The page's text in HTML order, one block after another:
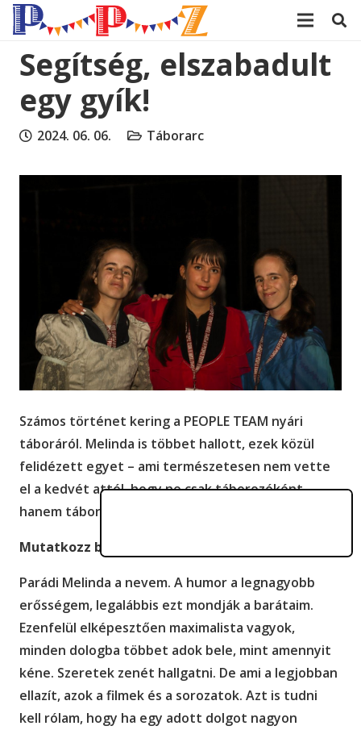
Segítség, elszabadult
egy gyík!
2024. 06. 06. Táborarc
Számos történet kering a PEOPLE TEAM nyári
táboráról. Melinda is többet hallott, ezek közül
felidézett egyet – ami természetesen nem vette
el a kedvét attól, hogy ne csak táborozóként,
hanem táboroztatóként is részt vegyen a
Mutatkozz be, kérlek!
Parádi Melinda a nevem. A humor a legnagyobb
erősségem, legalábbis ezt mondják a barátaim.
Ezenfelül elképesztően maximalista vagyok,
minden dologba többet adok bele, mint amennyit
kéne. Szeretek zenét hallgatni. De ami a legjobban
ellazít, azok a filmek és a sorozatok. Azt is tudni
kell rólam, hogy ha egy adott dolgot nagyon
modal-check